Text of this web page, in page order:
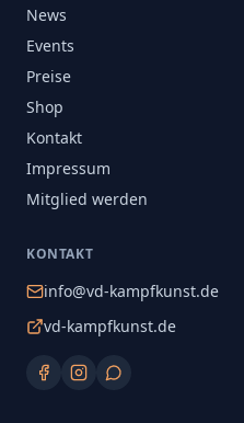
News
Events
Preise
Shop
Kontakt
Impressum
Mitglied werden
KONTAKT
info@vd-kampfkunst.de
vd-kampfkunst.de